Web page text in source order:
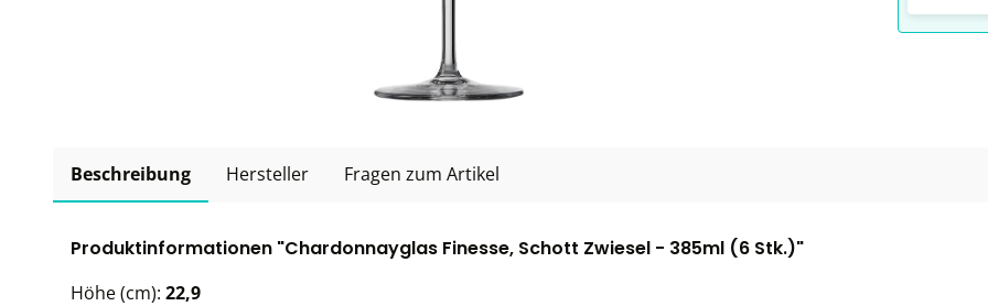
Beschreibung Hersteller Fragen zum Artikel
Produktinformationen "Chardonnayglas Finesse, Schott Zwiesel - 385ml (6 Stk.)"
Höhe (cm): 22,9